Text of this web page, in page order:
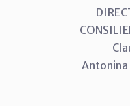
CONSILIER
Antonina